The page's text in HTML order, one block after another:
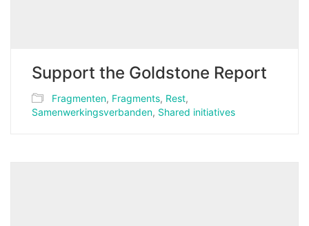
Support the Goldstone Report
Fragmenten, Fragments, Rest,
Samenwerkingsverbanden, Shared initiatives